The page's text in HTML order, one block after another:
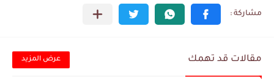
مقالات قد تهمك عرض المزيد